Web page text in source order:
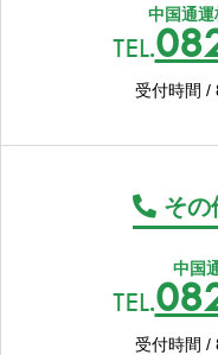
中国通
TEL.
受付時間 /
その
中国
TEL.
受付時間 /